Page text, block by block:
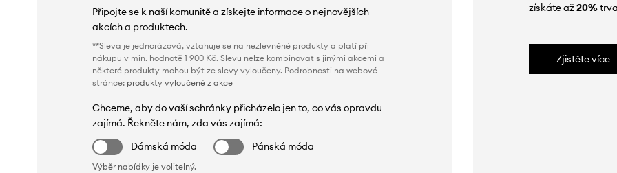
Připojte se k naší komunitě a získejte informace o nejnovějších
akcích a produktech.
**Sleva je jednorázová, vztahuje se na nezlevněné produkty a platí při
nákupu v min. hodnotě 1 900 Kč. Slevu nelze kombinovat s jinými akcemi a
některé produkty mohou být ze slevy vyloučeny. Podrobnosti na webové
stránce: produkty vyloučené z akce
Chceme, aby do vaší schránky přicházelo jen to, co vás opravdu
zajímá. Řekněte nám, zda vás zajímá:
Dámská móda
Pánská móda
Výběr nabídky je volitelný.
získáte až20%
Zjistěte více